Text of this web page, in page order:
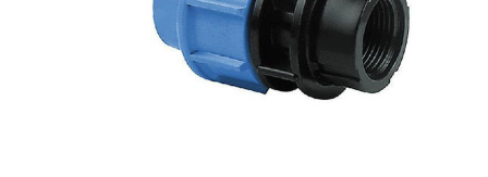
Erba Felco Fiskars